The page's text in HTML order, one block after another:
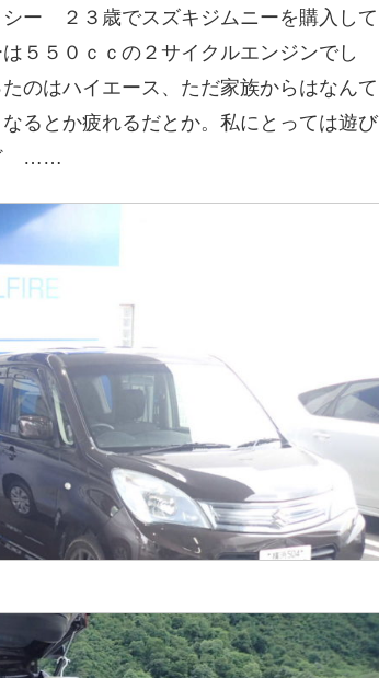
ー ２３歳でスズキジムニーを購入して
５５０ｃｃの２サイクルエンジンでし
のはハイエース、ただ家族からはなんて
るとか疲れるだとか。私にとっては遊び
ど ……